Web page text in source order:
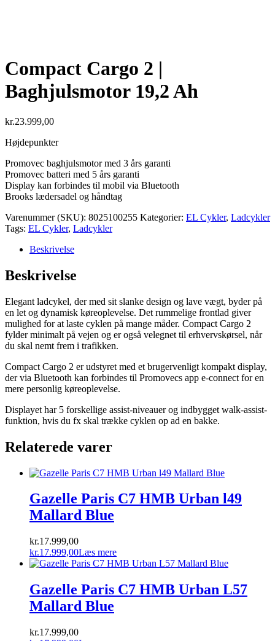
Compact Cargo 2 |
Baghjulsmotor 19,2 Ah
kr.23.999,00
Højdepunkter
Promovec baghjulsmotor med 3 års garanti
Promovec batteri med 5 års garanti
Display kan forbindes til mobil via Bluetooth
Brooks lædersadel og håndtag
Varenummer (SKU): 8025100255 Kategorier: EL Cykler, Ladcykler
Tags: EL Cykler, Ladcykler
Beskrivelse
Beskrivelse
Elegant ladcykel, der med sit slanke design og lave vægt, byder på
en let og dynamisk køreoplevelse. Det rummelige frontlad giver
mulighed for at laste cyklen på mange måder. Compact Cargo 2
fylder minimalt på vejen og er også velegnet til erhvervskørsel, når
du skal nemt frem i trafikken.
Compact Cargo 2 er udstyret med et brugervenligt kompakt display,
der via Bluetooth kan forbindes til Promovecs app e-connect for en
mere personlig køreoplevelse.
Displayet har 5 forskellige assist-niveauer og indbygget walk-assist-
funktion, hvis du fx skal trække cyklen op ad en bakke.
Relaterede varer
Gazelle Paris C7 HMB Urban l49
Mallard Blue
kr.17.999,00
kr.17.999,00Læs mere
Gazelle Paris C7 HMB Urban L57
Mallard Blue
kr.17.999,00